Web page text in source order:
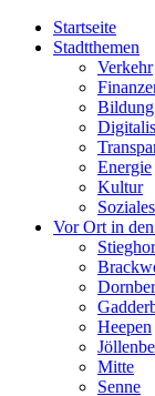
Startseite
Stadtthemen
Verkehr
Bildung
Energie
Kultur
Soziales
Vor Ort in
Heepen
Mitte
Senne